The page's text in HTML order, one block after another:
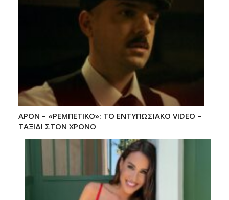
APON – «ΡΕΜΠΕΤΙΚΟ»: ΤΟ ΕΝΤΥΠΩΣΙΑΚΟ VIDEO –
ΤΑΞΙΔΙ ΣΤΟΝ ΧΡΟΝΟ